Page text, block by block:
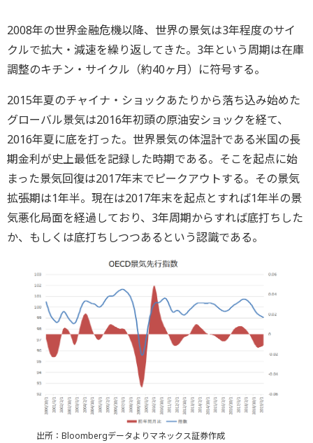
2008年の世界金融危機以降、世界の景気は3年程度のサイ
クルで拡大・減速を繰り返してきた。3年という周期は在庫
調整のキチン・サイクル（約40ヶ月）に符号する。
2015年夏のチャイナ・ショックあたりから落ち込み始めた
グローバル景気は2016年初頭の原油安ショックを経て、
2016年夏に底を打った。世界景気の体温計である米国の長
期金利が史上最低を記録した時期である。そこを起点に始
まった景気回復は2017年末でピークアウトする。その景気
拡張期は1年半。現在は2017年末を起点とすれば1年半の景
気悪化局面を経過しており、3年周期からすれば底打ちした
か、もしくは底打ちしつつあるという認識である。
出所：Bloombergデータよりマネックス証券作成